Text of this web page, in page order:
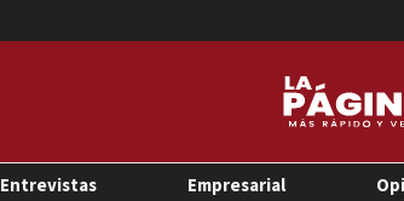
Entrevistas Empresarial